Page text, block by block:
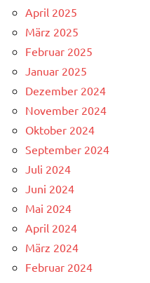
April 2025
März 2025
Februar 2025
Januar 2025
Dezember 2024
November 2024
Oktober 2024
September 2024
Juli 2024
Juni 2024
Mai 2024
April 2024
März 2024
Februar 2024